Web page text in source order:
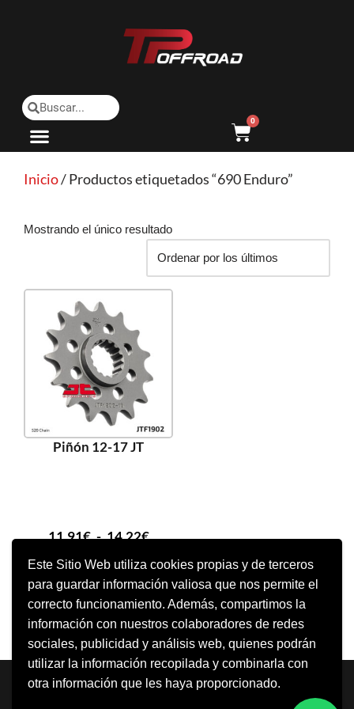
Este Sitio Web utiliza cookies propias y de terceros
para guardar información valiosa que nos permite el
correcto funcionamiento. Además, compartimos la
información con nuestros colaboradores de redes
sociales, publicidad y análisis web, quienes podrán
utilizar la información recopilada y combinarla con
otra información que les haya proporcionado.
0
Inicio/ Productos etiquetados “690 Enduro”
Mostrando el único resultado
Piñón 12-17 JT
11,91€ - 14,22€
SELECCIONAR OPCIONES
Neve | Funciona gracias a WordPress